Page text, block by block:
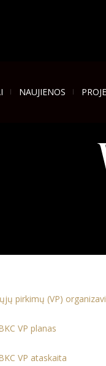
NAUJIENOS
pirkimų (VP)
VP planas
VP ataskaita